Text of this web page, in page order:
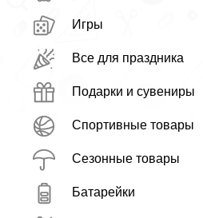
Игры
Все для праздника
Подарки и сувениры
Спортивные товары
Сезонные товары
Батарейки